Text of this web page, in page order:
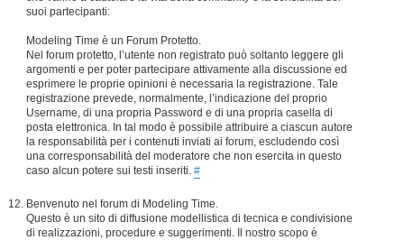
suoi partecipanti:
Modeling Time è un Forum Protetto.
Nel forum protetto, l’utente non registrato può soltanto leggere gli
argomenti e per poter partecipare attivamente alla discussione ed
esprimere le proprie opinioni è necessaria la registrazione. Tale
registrazione prevede, normalmente, l’indicazione del proprio
Username, di una propria Password e di una propria casella di
posta elettronica. In tal modo è possibile attribuire a ciascun autore
la responsabilità per i contenuti inviati ai forum, escludendo così
una corresponsabilità del moderatore che non esercita in questo
caso alcun potere sui testi inseriti. #
Benvenuto nel forum di Modeling Time.
Questo è un sito di diffusione modellistica di tecnica e condivisione
di realizzazioni, procedure e suggerimenti. Il nostro scopo è